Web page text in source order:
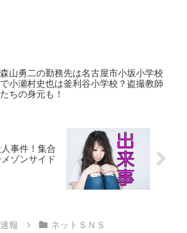
森山勇二の勤務先は名古屋市小坂小学校
で小瀬村史也は釜利谷小学校？盗撮教師
たちの身元も！
事件！集合
ゾンサイド
報 ネットＳＮＳ